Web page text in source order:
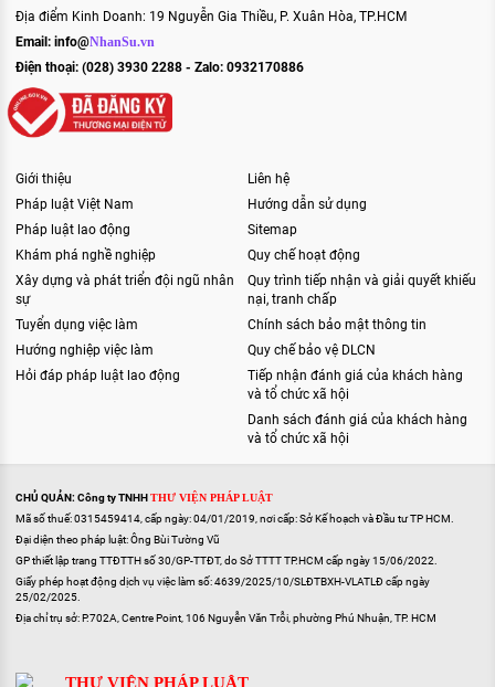
Địa điểm Kinh Doanh: 19 Nguyễn Gia Thiều, P. Xuân Hòa, TP.HCM
Email: info@NhanSu.vn
Điện thoại: (028) 3930 2288 - Zalo: 0932170886
Giới thiệu
Pháp luật Việt Nam
Pháp luật lao động
Khám phá nghề nghiệp
Xây dựng và phát triển đội ngũ nhân
sự
Tuyển dụng việc làm
Hướng nghiệp việc làm
Hỏi đáp pháp luật lao động
Liên hệ
Hướng dẫn sử dụng
Sitemap
Quy chế hoạt động
Quy trình tiếp nhận và giải quyết khiếu
nại, tranh chấp
Chính sách bảo mật thông tin
Quy chế bảo vệ DLCN
Tiếp nhận đánh giá của khách hàng
và tổ chức xã hội
Danh sách đánh giá của khách hàng
và tổ chức xã hội
CHỦ QUẢN: Công ty TNHH THƯ VIỆN PHÁP LUẬT
Mã số thuế: 0315459414, cấp ngày: 04/01/2019, nơi cấp: Sở Kế hoạch và Đầu tư TP HCM.
Đại diện theo pháp luật: Ông Bùi Tường Vũ
GP thiết lập trang TTĐTTH số 30/GP-TTĐT, do Sở TTTT TP.HCM cấp ngày 15/06/2022.
Giấy phép hoạt động dịch vụ việc làm số: 4639/2025/10/SLĐTBXH-VLATLĐ cấp ngày
25/02/2025.
Địa chỉ trụ sở: P.702A, Centre Point, 106 Nguyễn Văn Trỗi, phường Phú Nhuận, TP. HCM
THƯ VIỆN PHÁP LUẬT